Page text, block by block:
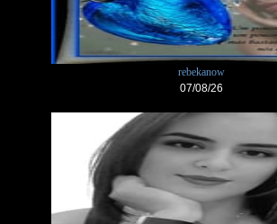
rebekanow
07/08/26